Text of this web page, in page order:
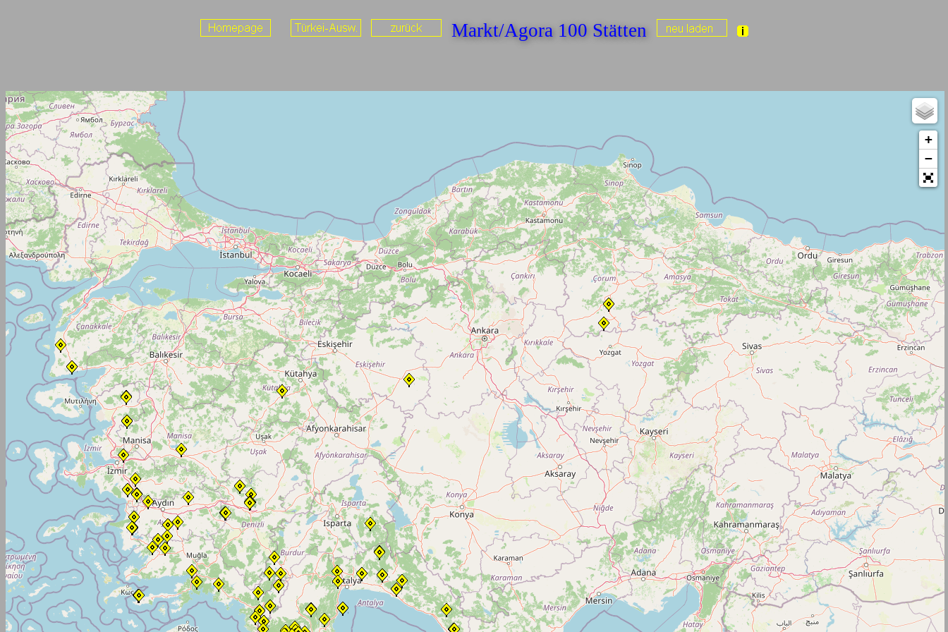
Markt/Agora 100 Stätten
+
−